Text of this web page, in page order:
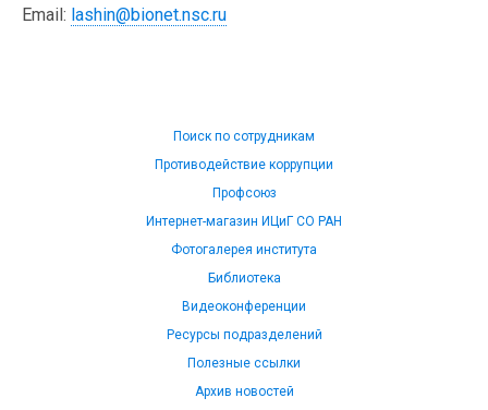
Email: lashin@bionet.nsc.ru
Поиск по сотрудникам
Противодействие коррупции
Профсоюз
Интернет-магазин ИЦиГ СО РАН
Фотогалерея института
Библиотека
Видеоконференции
Ресурсы подразделений
Полезные ссылки
Архив новостей